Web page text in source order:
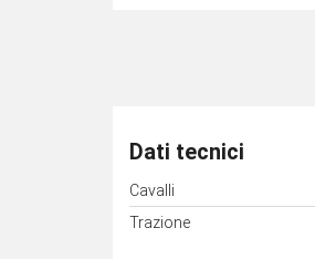
Dati tecnici
Cavalli
Trazione